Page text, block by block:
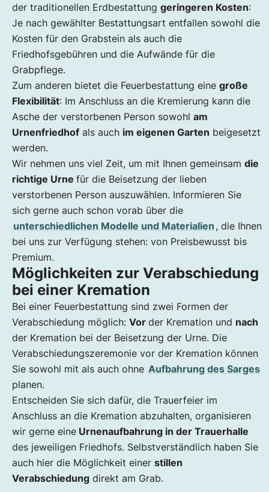
der traditionellen Erdbestattung geringeren Kosten:
Je nach gewählter Bestattungsart entfallen sowohl die
Kosten für den Grabstein als auch die
Friedhofsgebühren und die Aufwände für die
Grabpflege.
Zum anderen bietet die Feuerbestattung eine große
Flexibilität: Im Anschluss an die Kremierung kann die
Asche der verstorbenen Person sowohl am
Urnenfriedhof als auch im eigenen Garten beigesetzt
werden.
Wir nehmen uns viel Zeit, um mit Ihnen gemeinsam die
richtige Urne für die Beisetzung der lieben
verstorbenen Person auszuwählen. Informieren Sie
sich gerne auch schon vorab über die
unterschiedlichen Modelle und Materialien , die Ihnen
bei uns zur Verfügung stehen: von Preisbewusst bis
Premium.
Möglichkeiten zur Verabschiedung
bei einer Kremation
Bei einer Feuerbestattung sind zwei Formen der
Verabschiedung möglich: Vor der Kremation und nach
der Kremation bei der Beisetzung der Urne. Die
Verabschiedungszeremonie vor der Kremation können
Sie sowohl mit als auch ohne Aufbahrung des Sarges
planen.
Entscheiden Sie sich dafür, die Trauerfeier im
Anschluss an die Kremation abzuhalten, organisieren
wir gerne eine Urnenaufbahrung in der Trauerhalle
des jeweiligen Friedhofs. Selbstverständlich haben Sie
auch hier die Möglichkeit einer stillen
Verabschiedung direkt am Grab.